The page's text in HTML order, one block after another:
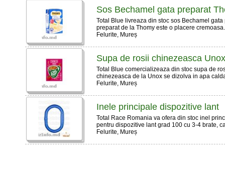
Sos Bechamel gata preparat
Total Blue livreaza din stoc sos Bechamel
preparat de la Thomy este o placere
Felurite, Mureș
Supa de rosii chinezeasca
Total Blue comercializeaza din stoc supa de
chinezeasca de la Unox se dizolva in apa
Felurite, Mureș
Inele principale dispozitive lant
Total Race Romania va ofera din stoc inel
pentru dispozitive lant grad 100 cu 3-4 brate,
Felurite, Mureș